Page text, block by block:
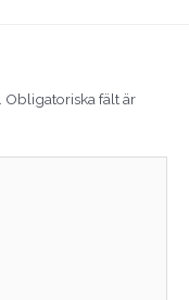
Obligatoriska fält är